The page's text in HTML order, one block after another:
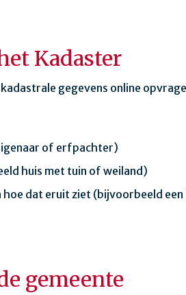
Kadaster
gegevens online
of erfpachter)
huis met tuin of weiland)
dat eruit ziet (bijvoorbeeld
gemeente